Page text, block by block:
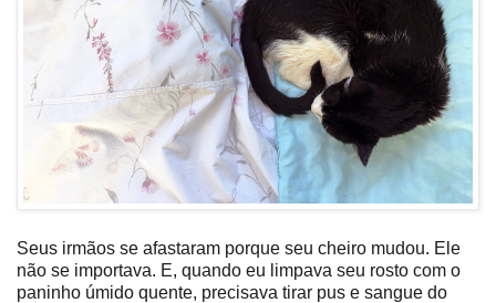
Seus irmãos se afastaram porque seu cheiro mudou. Ele
não se importava. E, quando eu limpava seu rosto com o
paninho úmido quente, precisava tirar pus e sangue do